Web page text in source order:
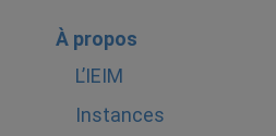
À propos
L’IEIM
Instances